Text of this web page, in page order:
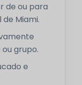
de ou para
Miami.
grupo.
e